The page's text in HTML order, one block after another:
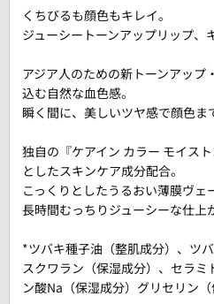
くちびるも顔色もキレイ。
ジューシートーンアップリップ、
アジア人のための新トーンアップ
込む自然な血色感。
瞬く間に、美しいツヤ感で顔色ま
独自の『ケアイン カラー モイス
としたスキンケア成分配合。
こっくりとしたうるおい薄膜ヴェ
長時間むっちりジューシーな仕上
*ツバキ種子油（整肌成分）、ツ
スクワラン（保湿成分）、セラミ
ン酸Na（保湿成分）グリセリン（